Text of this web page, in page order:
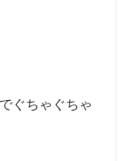
ぐちゃぐちゃ